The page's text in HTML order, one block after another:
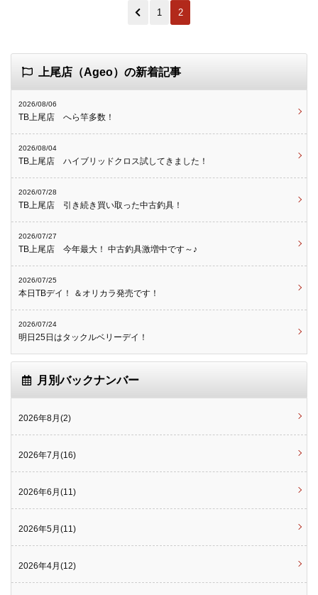
1 2
上尾店（Ageo）の新着記事
2026/08/06
TB上尾店 へら竿多数！
2026/08/04
TB上尾店 ハイブリッドクロス試してきました！
2026/07/28
TB上尾店 引き続き買い取った中古釣具！
2026/07/27
TB上尾店 今年最大！ 中古釣具激増中です～♪
2026/07/25
本日TBデイ！ ＆オリカラ発売です！
2026/07/24
明日25日はタックルベリーデイ！
月別バックナンバー
2026年8月(2)
2026年7月(16)
2026年6月(11)
2026年5月(11)
2026年4月(12)